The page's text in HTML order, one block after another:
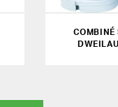
COMBINÉ